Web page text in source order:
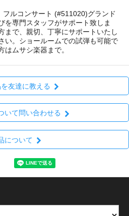
ルコンサート (#511020)グランド
を専門スタッフがサポート致しま
まで、親切、丁寧にサポートいたし
い。ショールームでの試弾も可能で
はムサシ楽器まで。
友達に教える
いて問い合わせる
について